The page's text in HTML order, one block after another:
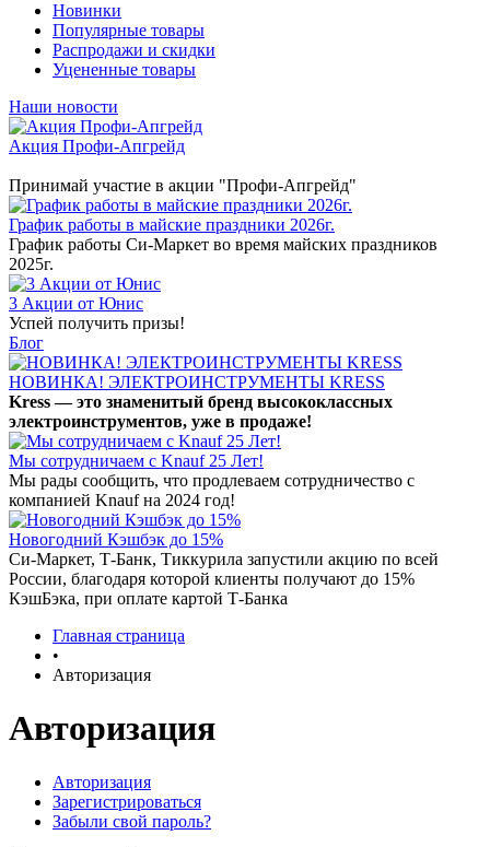
Новинки
Популярные товары
Распродажи и скидки
Уцененные товары
Наши новости
Акция Профи-Апгрейд
Принимай участие в акции "Профи-Апгрейд"
График работы в майские праздники 2026г.
График работы Си-Маркет во время майских праздников
2025г.
3 Акции от Юнис
Успей получить призы!
Блог
НОВИНКА! ЭЛЕКТРОИНСТРУМЕНТЫ KRESS
Kress — это знаменитый бренд высококлассных
электроинструментов, уже в продаже!
Мы сотрудничаем с Knauf 25 Лет!
Мы рады сообщить, что продлеваем сотрудничество с
компанией Knauf на 2024 год!
Новогодний Кэшбэк до 15%
Си-Маркет, Т-Банк, Тиккурила запустили акцию по всей
России, благодаря которой клиенты получают до 15%
КэшБэка, при оплате картой Т-Банка
Главная страница
•
Авторизация
Авторизация
Авторизация
Зарегистрироваться
Забыли свой пароль?